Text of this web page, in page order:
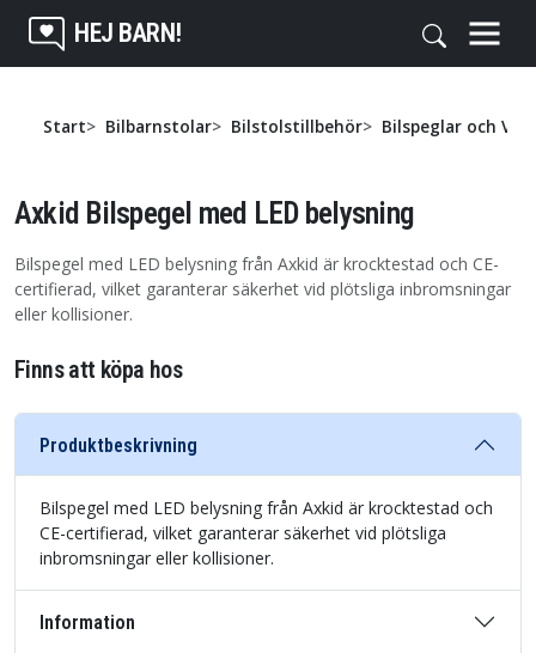
HEJ BARN!
Start Bilbarnstolar Bilstolstillbehör Bilspeglar och
Axkid Bilspegel med LED belysning
Bilspegel med LED belysning från Axkid är krocktestad och CE-
certifierad, vilket garanterar säkerhet vid plötsliga inbromsningar
eller kollisioner.
Finns att köpa hos
Produktbeskrivning
Bilspegel med LED belysning från Axkid är krocktestad och
CE-certifierad, vilket garanterar säkerhet vid plötsliga
inbromsningar eller kollisioner.
Information